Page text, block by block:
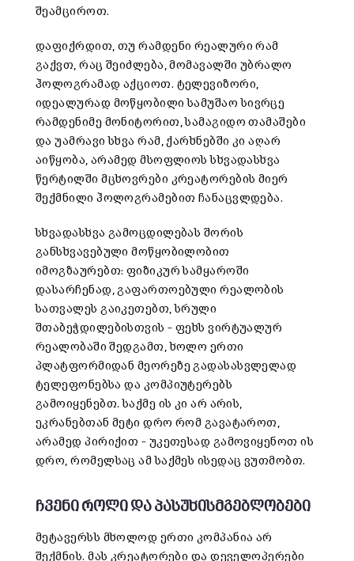
შეამციროთ.
დაფიქრდით, თუ რამდენი რეალური რამ
გაქვთ, რაც შეიძლება, მომავალში უბრალო
ჰოლოგრამად აქციოთ. ტელევიზორი,
იდეალურად მოწყობილი სამუშაო სივრცე
რამდენიმე მონიტორით, სამაგიდო თამაშები
და უამრავი სხვა რამ, ქარხნებში კი აღარ
აიწყობა, არამედ მსოფლიოს სხვადასხვა
წერტილში მცხოვრები კრეატორების მიერ
შექმნილი ჰოლოგრამებით ჩანაცვლდება.
სხვადასხვა გამოცდილებას შორის
განსხვავებული მოწყობილობით
იმოგზაურებთ: ფიზიკურ სამყაროში
დასარჩენად, გაფართოებული რეალობის
სათვალეს გაიკეთებთ, სრული
შთაბეჭდილებისთვის – ფეხს ვირტუალურ
რეალობაში შედგამთ, ხოლო ერთი
პლატფორმიდან მეორეზე გადასასვლელად
ტელეფონებსა და კომპიუტერებს
გამოიყენებთ. საქმე ის კი არ არის,
ეკრანებთან მეტი დრო რომ გავატაროთ,
არამედ პირიქით – უკეთესად გამოვიყენოთ ის
დრო, რომელსაც ამ საქმეს ისედაც ვუთმობთ.
ჩვენი როლი და პასუხისმგებლობები
მეტავერსს მხოლოდ ერთი კომპანია არ
შექმნის. მას კრეატორები და დეველოპერები